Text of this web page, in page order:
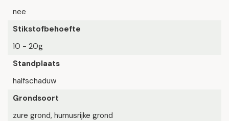
nee
Stikstofbehoefte
10 - 20g
Standplaats
halfschaduw
Grondsoort
zure grond, humusrijke grond